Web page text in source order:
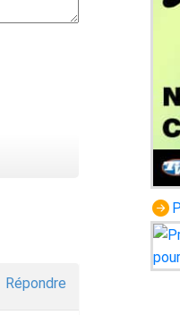
Répondre